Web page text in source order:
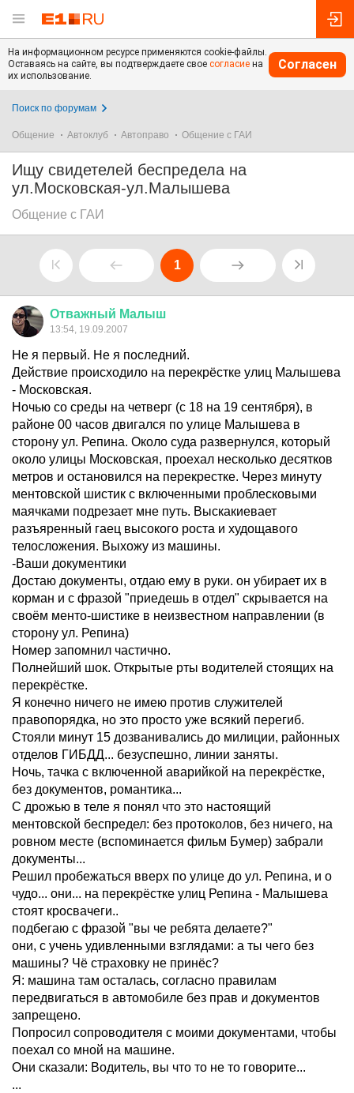
На информационном ресурсе применяются cookie-файлы.
Оставаясь на сайте, вы подтверждаете свое согласие на
их использование.
Согласен
Поиск по форумам
Общение Автоклуб Автоправо Общение с ГАИ
Ищу свидетелей беспредела на
ул.Московская-ул.Малышева
Общение с ГАИ
1
Отважный Малыш
13:54, 19.09.2007
Не я первый. Не я последний.
Действие происходило на перекрёстке улиц Малышева
- Московская.
Ночью со среды на четверг (с 18 на 19 сентября), в
районе 00 часов двигался по улице Малышева в
сторону ул. Репина. Около суда развернулся, который
около улицы Московская, проехал несколько десятков
метров и остановился на перекрестке. Через минуту
ментовской шистик с включенными проблесковыми
маячками подрезает мне путь. Выскакиевает
разъяренный гаец высокого роста и худощавого
телосложения. Выхожу из машины.
-Ваши документики
Достаю документы, отдаю ему в руки. он убирает их в
корман и с фразой "приедешь в отдел" скрывается на
своём менто-шистике в неизвестном направлении (в
сторону ул. Репина)
Номер запомнил частично.
Полнейший шок. Открытые рты водителей стоящих на
перекрёстке.
Я конечно ничего не имею против служителей
правопорядка, но это просто уже всякий перегиб.
Стояли минут 15 дозванивались до милиции, районных
отделов ГИБДД... безуспешно, линии заняты.
Ночь, тачка с включенной аварийкой на перекрёстке,
без документов, романтика...
С дрожью в теле я понял что это настоящий
ментовской беспредел: без протоколов, без ничего, на
ровном месте (вспоминается фильм Бумер) забрали
документы...
Решил пробежаться вверх по улице до ул. Репина, и о
чудо... они... на перекрёстке улиц Репина - Малышева
стоят кросвачеги..
подбегаю с фразой "вы че ребята делаете?"
они, с учень удивленными взглядами: а ты чего без
машины? Чё страховку не принёс?
Я: машина там осталась, согласно правилам
передвигаться в автомобиле без прав и документов
запрещено.
Попросил сопроводителя с моими документами, чтобы
поехал со мной на машине.
Они сказали: Водитель, вы что то не то говорите...
...